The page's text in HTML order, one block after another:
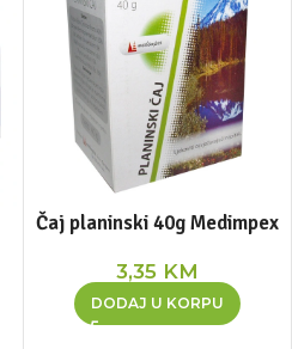
Čaj planinski 40g Medimpex
3,35 KM
DODAJ U KORPU